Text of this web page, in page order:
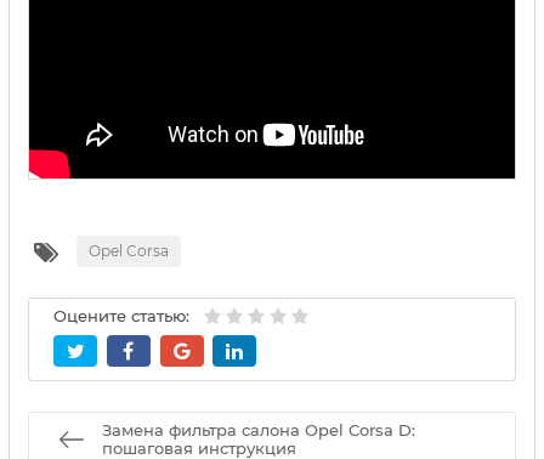
Opel Corsa
Оцените статью:
Замена фильтра салона Opel Corsa D:
пошаговая инструкция